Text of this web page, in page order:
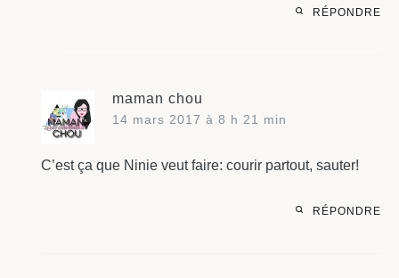
RÉPONDRE
maman chou
14 mars 2017 à 8 h 21 min
C’est ça que Ninie veut faire: courir partout, sauter!
RÉPONDRE